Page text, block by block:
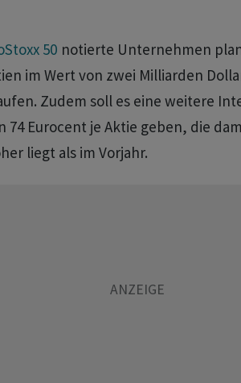
50 notierte Unternehmen
im Wert von zwei Milliarden
Zudem soll es eine weitere
74 Eurocent je Aktie geben, die
liegt als im Vorjahr.